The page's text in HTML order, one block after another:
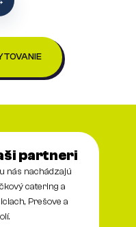
partneri
nás nachádzajú
catering a
Prešove a